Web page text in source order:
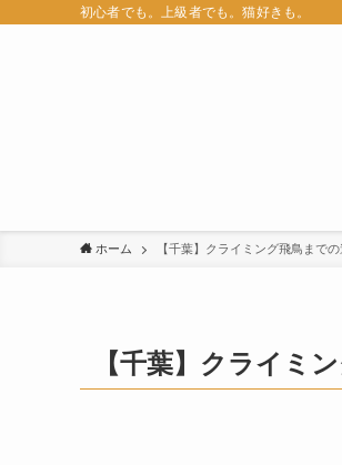
初心者でも。上級者でも。猫好きも。
ホーム 【千葉】クライミング飛鳥まで
【千葉】クライミ